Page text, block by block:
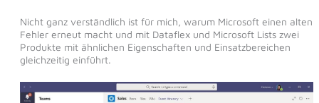
Nicht ganz verständlich ist für mich, warum Microsoft einen alten
Fehler erneut macht und mit Dataflex und Microsoft Lists zwei
Produkte mit ähnlichen Eigenschaften und Einsatzbereichen
gleichzeitig einführt.